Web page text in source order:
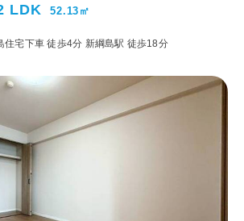
LDK 52.13㎡
住宅下車 徒歩4分 新綱島駅 徒歩18分